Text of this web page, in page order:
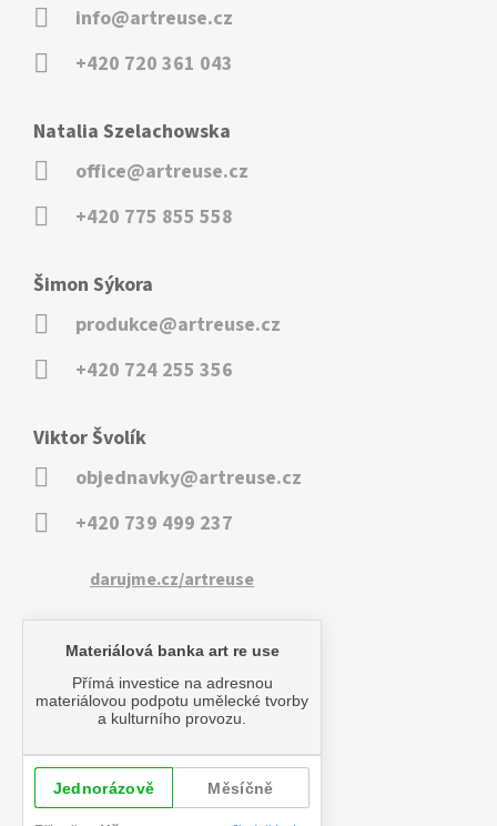
info@artreuse.cz
+420 720 361 043
Natalia Szelachowska
office@artreuse.cz
+420 775 855 558
Šimon Sýkora
produkce@artreuse.cz
+420 724 255 356
Viktor Švolík
objednavky@artreuse.cz
+420 739 499 237
darujme.cz/artreuse